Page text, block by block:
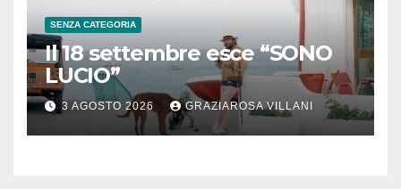
SENZA CATEGORIA
Il 18 settembre esce “SONO
LUCIO”
3 AGOSTO 2026 GRAZIAROSA VILLANI